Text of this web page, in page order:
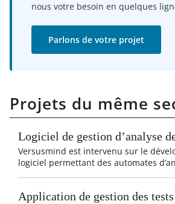
nous votre besoin en quelques
Parlons de votre projet
Projets du même
Logiciel de gestion d’analyse
Versusmind est intervenu sur le
logiciel permettant des automates
Application de gestion des